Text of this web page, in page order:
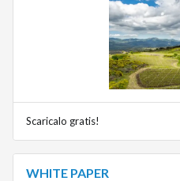
Scaricalo gratis!
WHITE PAPER